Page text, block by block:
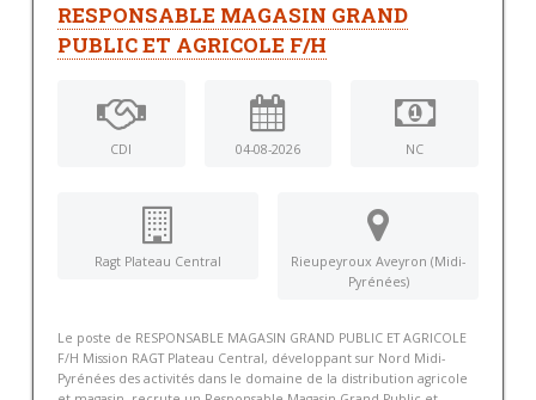
RESPONSABLE MAGASIN GRAND
PUBLIC ET AGRICOLE F/H
CDI 04-08-2026 NC
Ragt Plateau Central
Rieupeyroux Aveyron (Midi-
Pyrénées)
Le poste de RESPONSABLE MAGASIN GRAND PUBLIC ET AGRICOLE
F/H Mission RAGT Plateau Central, développant sur Nord Midi-
Pyrénées des activités dans le domaine de la distribution agricole